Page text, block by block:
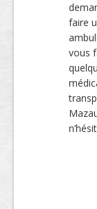
faire
vous